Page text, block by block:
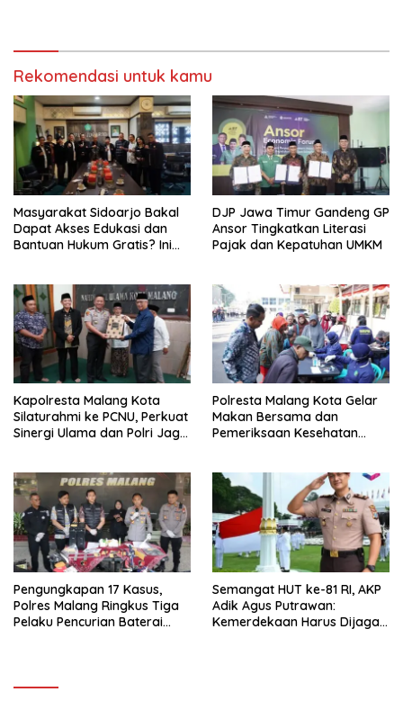
Rekomendasi untuk kamu
Masyarakat Sidoarjo Bakal
Dapat Akses Edukasi dan
Bantuan Hukum Gratis? Ini
DJP Jawa Timur Gandeng GP
Ansor Tingkatkan Literasi
Pajak dan Kepatuhan UMKM
Kapolresta Malang Kota
Silaturahmi ke PCNU, Perkuat
Sinergi Ulama dan Polri Jaga
Polresta Malang Kota Gelar
Makan Bersama dan
Pemeriksaan Kesehatan
Pengungkapan 17 Kasus,
Polres Malang Ringkus Tiga
Pelaku Pencurian Baterai
Semangat HUT ke-81 RI, AKP
Adik Agus Putrawan:
Kemerdekaan Harus Dijaga